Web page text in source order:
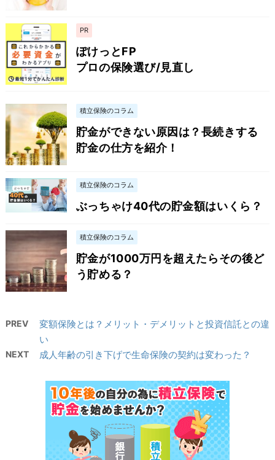
PR
ぽけっとFP
プロの保険選び/見直し
積立保険のコラム
貯金ができない原因は？長続きする
貯金の仕方を紹介！
積立保険のコラム
ぶっちゃけ40代の貯金額はいくら？
積立保険のコラム
貯金が1000万円を超えたらその後ど
う貯める？
PREV
変額保険とは？メリット・デメリットと投資信託との違
い
NEXT 成人年齢の引き下げで生命保険の契約は変わった？